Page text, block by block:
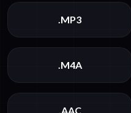
.MP3
.M4A
.AAC